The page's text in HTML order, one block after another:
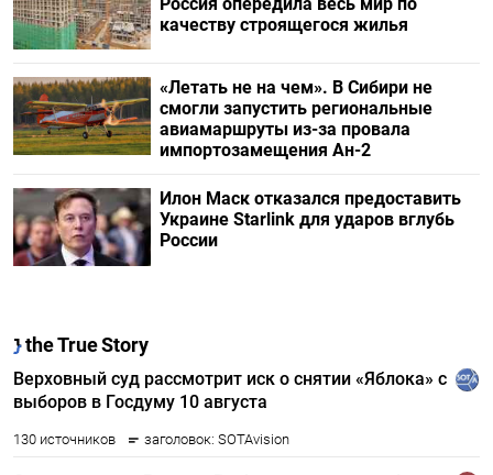
качеству строящегося жилья
«Летать не на чем». В Сибири не
смогли запустить региональные
авиамаршруты из-за провала
импортозамещения Ан-2
Илон Маск отказался предоставить
Украине Starlink для ударов вглубь
России